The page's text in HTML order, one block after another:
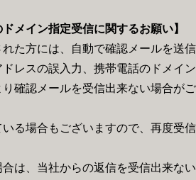
メイン指定受信に関するお願い】
た方には、自動で確認メールを送信
レスの誤入力、携帯電話のドメイン
確認メールを受信出来ない場合がご
る場合もございますので、再度受信
は、当社からの返信を受信出来ない